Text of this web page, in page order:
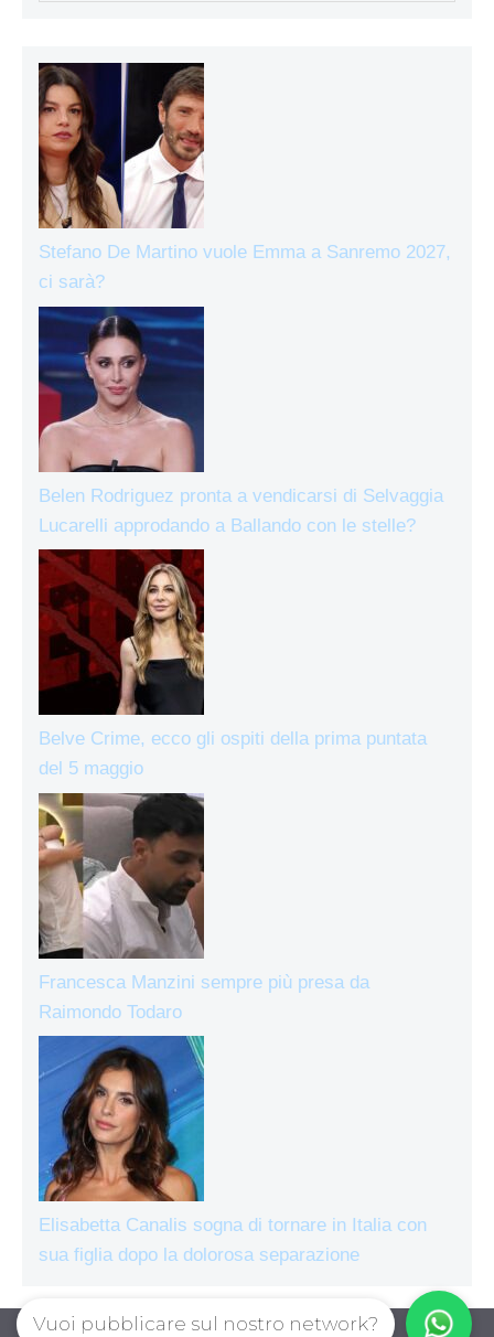
Stefano De Martino vuole Emma a Sanremo 2027,
ci sarà?
Belen Rodriguez pronta a vendicarsi di Selvaggia
Lucarelli approdando a Ballando con le stelle?
Belve Crime, ecco gli ospiti della prima puntata
del 5 maggio
Francesca Manzini sempre più presa da
Raimondo Todaro
Elisabetta Canalis sogna di tornare in Italia con
sua figlia dopo la dolorosa separazione
Vuoi pubblicare sul nostro network?